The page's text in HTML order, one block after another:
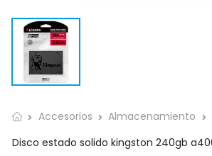
Accesorios
Almacenamiento
Disco estado solido kingston 240gb